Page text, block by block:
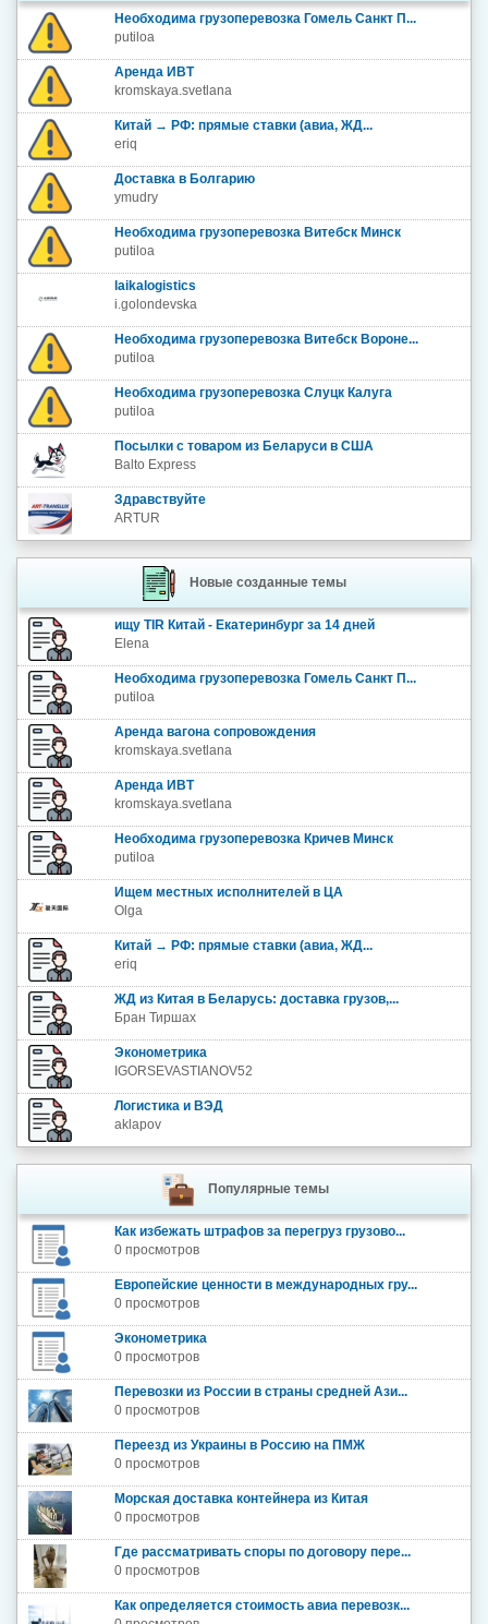
Необходима грузоперевозка Гомель Санкт П...
putiloa
Аренда ИВТ
kromskaya.svetlana
Китай → РФ: прямые ставки (авиа, ЖД...
eriq
Доставка в Болгарию
ymudry
Необходима грузоперевозка Витебск Минск
putiloa
laikalogistics
i.golondevska
Необходима грузоперевозка Витебск Вороне...
putiloa
Необходима грузоперевозка Слуцк Калуга
putiloa
Посылки с товаром из Беларуси в США
Balto Express
Здравствуйте
ARTUR
Новые созданные темы
ищу TIR Китай - Екатеринбург за 14 дней
Elena
Необходима грузоперевозка Гомель Санкт П...
putiloa
Аренда вагона сопровождения
kromskaya.svetlana
Аренда ИВТ
kromskaya.svetlana
Необходима грузоперевозка Кричев Минск
putiloa
Ищем местных исполнителей в ЦА
Olga
Китай → РФ: прямые ставки (авиа, ЖД...
eriq
ЖД из Китая в Беларусь: доставка грузов,...
Бран Тиршах
Эконометрика
IGORSEVASTIANOV52
Логистика и ВЭД
aklapov
Популярные темы
Как избежать штрафов за перегруз грузово...
0 просмотров
Европейские ценности в международных гру...
0 просмотров
Эконометрика
0 просмотров
Перевозки из России в страны средней Ази...
0 просмотров
Переезд из Украины в Россию на ПМЖ
0 просмотров
Морская доставка контейнера из Китая
0 просмотров
Где рассматривать споры по договору пере...
0 просмотров
Как определяется стоимость авиа перевозк...